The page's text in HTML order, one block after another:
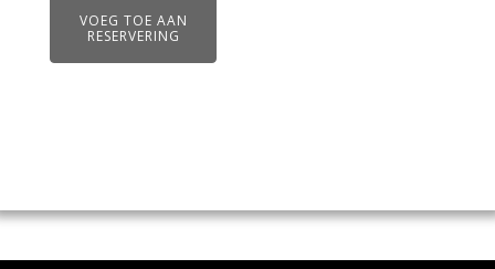
VOEG TOE AAN
RESERVERING